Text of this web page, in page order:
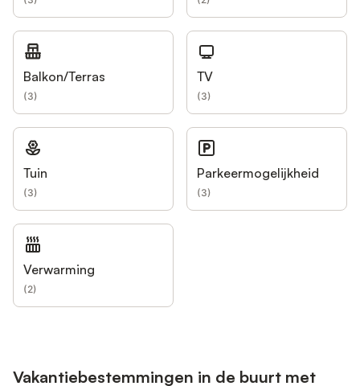
Balkon/Terras
(3)
TV
(3)
Tuin
(3)
Parkeermogelijkheid
(3)
Verwarming
(2)
Vakantiebestemmingen in de buurt met